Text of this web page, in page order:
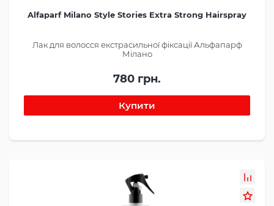
Alfaparf Milano Style Stories Extra Strong Hairspray
Лак для волосся екстрасильної фіксації Альфапарф
Мілано
780 грн.